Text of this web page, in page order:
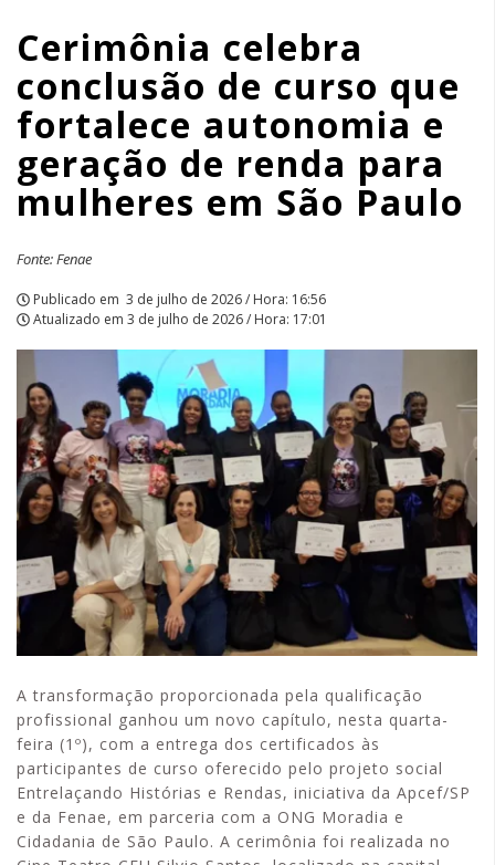
geração
de
renda
para
mulheres
em
São
Paulo
APCEF/SP
Cerimônia celebra
conclusão de curso que
fortalece autonomia e
geração de renda para
mulheres em São Paulo
Fonte: Fenae
Publicado em 3 de julho de 2026 / Hora: 16:56
Atualizado em 3 de julho de 2026 / Hora: 17:01
A transformação proporcionada pela qualificação
profissional ganhou um novo capítulo, nesta quarta-
feira (1º), com a entrega dos certificados às
participantes de curso oferecido pelo projeto social
Entrelaçando Histórias e Rendas, iniciativa da Apcef/SP
e da Fenae, em parceria com a ONG Moradia e
Cidadania de São Paulo. A cerimônia foi realizada no